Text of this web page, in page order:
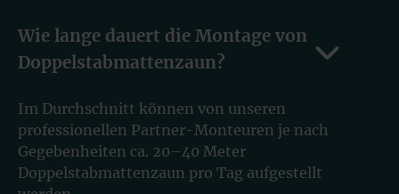
Wie lange dauert die Montage von
Doppelstabmattenzaun?
Im Durchschnitt können von unseren
professionellen Partner-Monteuren je nach
Gegebenheiten ca. 20–40 Meter
Doppelstabmattenzaun pro Tag aufgestellt